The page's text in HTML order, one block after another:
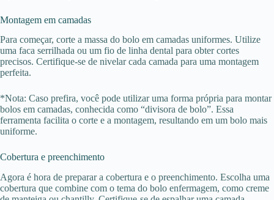
Montagem em camadas
Para começar, corte a massa do bolo em camadas uniformes. Utilize
uma faca serrilhada ou um fio de linha dental para obter cortes
precisos. Certifique-se de nivelar cada camada para uma montagem
perfeita.
*Nota: Caso prefira, você pode utilizar uma forma própria para montar
bolos em camadas, conhecida como “divisora de bolo”. Essa
ferramenta facilita o corte e a montagem, resultando em um bolo mais
uniforme.
Cobertura e preenchimento
Agora é hora de preparar a cobertura e o preenchimento. Escolha uma
cobertura que combine com o tema do bolo enfermagem, como creme